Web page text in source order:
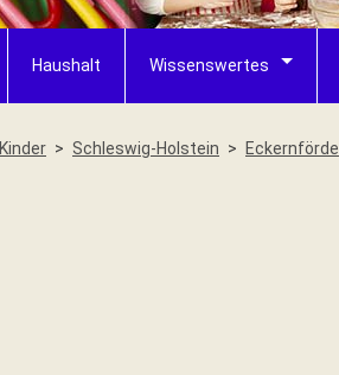
Haushalt Wissenswertes
Schleswig-Holstein Eckernförde